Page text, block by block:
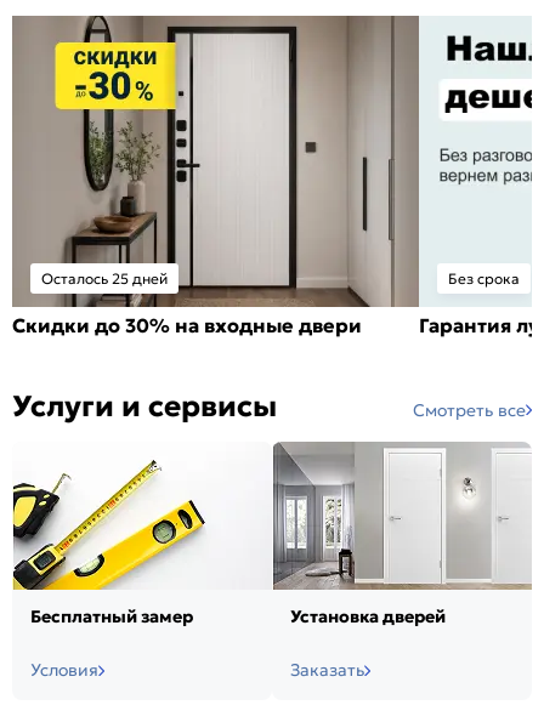
Осталось 25 дней
Скидки до 30% на входные двери
Без срока
Гарантия
Услуги и сервисы Смотреть все
Бесплатный замер
Условия
Установка дверей
Заказать